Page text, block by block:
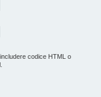
codice HTML o